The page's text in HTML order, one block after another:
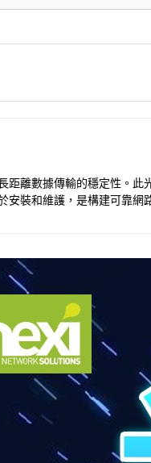
離數據傳輸的穩定性。
裝和維護，是構建可靠